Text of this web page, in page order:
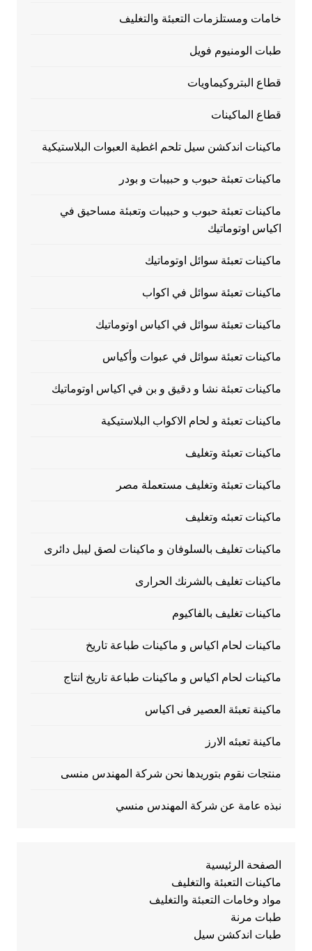
خامات ومستلزمات التعبئة والتغليف
طبات الومنيوم فويل
قطاع البتروكيماويات
قطاع الماكينات
ماكينات اندكشن سيل تلحم اغطية العبوات البلاستيكية
ماكينات تعبئة حبوب و حبيبات و بودر
ماكينات تعبئة حبوب و حبيبات وتعبئة مساحيق في
اكياس اوتوماتيك
ماكينات تعبئة سوائل اوتوماتيك
ماكينات تعبئة سوائل في اكواب
ماكينات تعبئة سوائل في اكياس اوتوماتيك
ماكينات تعبئة سوائل في عبوات وأكياس
ماكينات تعبئة نشا و دقيق و بن في اكياس اوتوماتيك
ماكينات تعبئة و لحام الاكواب البلاستيكية
ماكينات تعبئة وتغليف
ماكينات تعبئة وتغليف مستعملة مصر
ماكينات تعبئه وتغليف
ماكينات تغليف بالسلوفان و ماكينات لصق ليبل دائرى
ماكينات تغليف بالشرنك الحرارى
ماكينات تغليف بالفاكيوم
ماكينات لحام اكياس و ماكينات طباعة تاريخ
ماكينات لحام اكياس و ماكينات طباعة تاريخ انتاج
ماكينة تعبئة العصير فى اكياس
ماكينة تعبئه الارز
منتجات نقوم بتوريدها نحن شركة المهندس منسى
نبذه عامة عن شركة المهندس منسي
الصفحة الرئيسية
ماكينات التعبئة والتغليف
مواد وخامات التعبئة والتغليف
طبات مرنة
طبات اندكشن سيل